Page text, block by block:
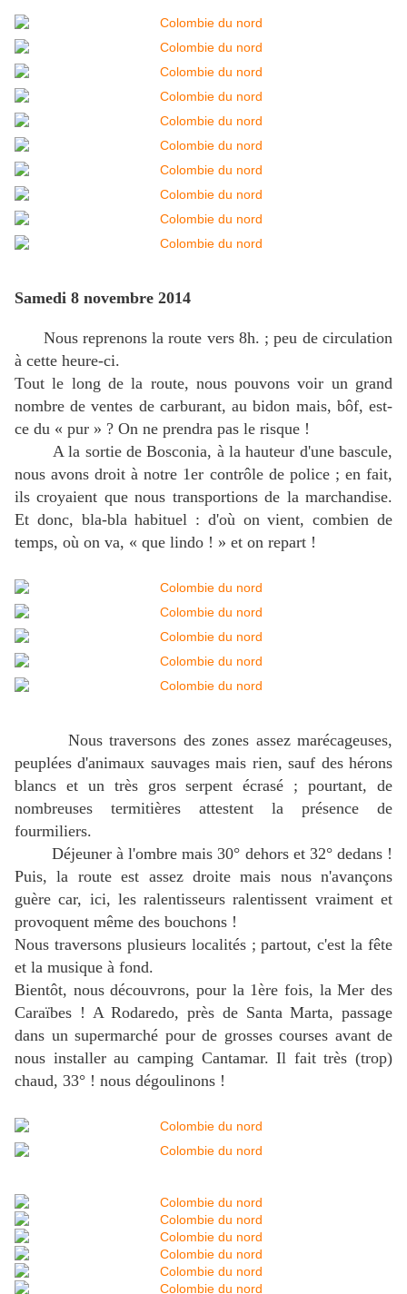
Samedi 8 novembre 2014
Nous reprenons la route vers 8h. ; peu de circulation
à cette heure-ci.
Tout le long de la route, nous pouvons voir un grand
nombre de ventes de carburant, au bidon mais, bôf, est-
ce du « pur » ? On ne prendra pas le risque !
A la sortie de Bosconia, à la hauteur d'une bascule,
nous avons droit à notre 1er contrôle de police ; en fait,
ils croyaient que nous transportions de la marchandise.
Et donc, bla-bla habituel : d'où on vient, combien de
temps, où on va, « que lindo ! » et on repart !
Nous traversons des zones assez marécageuses,
peuplées d'animaux sauvages mais rien, sauf des hérons
blancs et un très gros serpent écrasé ; pourtant, de
nombreuses termitières attestent la présence de
fourmiliers.
Déjeuner à l'ombre mais 30° dehors et 32° dedans !
Puis, la route est assez droite mais nous n'avançons
guère car, ici, les ralentisseurs ralentissent vraiment et
provoquent même des bouchons !
Nous traversons plusieurs localités ; partout, c'est la fête
et la musique à fond.
Bientôt, nous découvrons, pour la 1ère fois, la Mer des
Caraïbes ! A Rodaredo, près de Santa Marta, passage
dans un supermarché pour de grosses courses avant de
nous installer au camping Cantamar. Il fait très (trop)
chaud, 33° ! nous dégoulinons !